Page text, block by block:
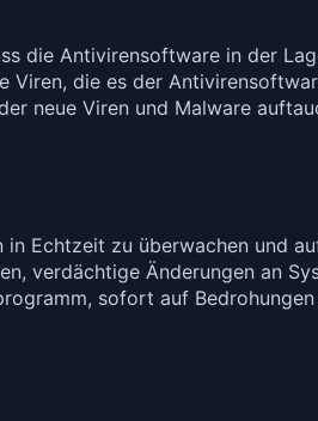
die Antivirensoftware in der
die es der
neue Viren und Malware
in Echtzeit zu überwachen und
verdächtige Änderungen an
sofort auf